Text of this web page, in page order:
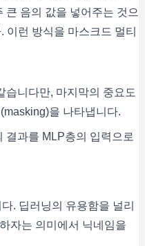
큰 음의 값을 넣어주는 것으
런 방식을 마스크드 멀티
습니다만, 마지막의 중요도
을 나타냅니다.
결과를 MLP층의 입력으로
. 딥러닝의 유용함을 널리
자는 의미에서 닉네임을